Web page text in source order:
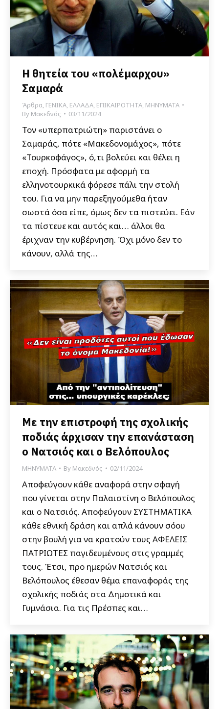
Η θητεία του «πολέμαρχου»
Σαμαρά
Άρθρα, ΓΕΝΙΚΑ, ΕΛΛΑΔΑ, ΕΠΙΚΑΙΡΟΤΗΤΑ, ΜΗΝΥΜΑΤΑ
By Μακεδνός 03/11/2024
Τον «υπερπατριώτη» παριστάνει ο
Σαμαράς, πότε «Μακεδονομάχος», πότε
«Τουρκοφάγος», ό,τι βολεύει και θέλει η
εποχή. Πρόσφατα με αφορμή τα
ελληνοτουρκικά φόρεσε πάλι την στολή
του. Για να μην παρεξηγούμεθα ήταν
σωστά όσα είπε, όμως δεν τα πιστεύει. Εάν
τα πίστευε και αυτός και… άλλοι θα
έριχναν την κυβέρνηση. Όχι μόνο δεν το
κάνουν, αλλά της…
Με την επιστροφή της σχολικής
ποδιάς άρχισαν την επανάσταση
ο Νατσιός και ο Βελόπουλος
ΜΗΝΥΜΑΤΑ By Μακεδνός 02/11/2024
Αποφεύγουν κάθε αναφορά στην σφαγή
που γίνεται στην Παλαιστίνη ο Βελόπουλος
και ο Νατσιός. Αποφεύγουν ΣΥΣΤΗΜΑΤΙΚΑ
κάθε εθνική δράση και απλά κάνουν σόου
στην βουλή για να κρατούν τους ΑΦΕΛΕΙΣ
ΠΑΤΡΙΩΤΕΣ παγιδευμένους στις γραμμές
τους. Έτσι, προ ημερών Νατσιός και
Βελόπουλος έθεσαν θέμα επαναφοράς της
σχολικής ποδιάς στα Δημοτικά και
Γυμνάσια. Για τις Πρέσπες και…